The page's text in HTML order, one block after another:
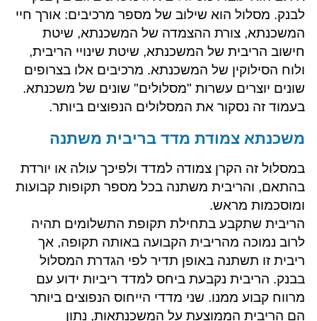
לבנק. מסלול הוא שילוב של מספר מרכיבים: אורך חיי
המשכנתא, צורת ההצמדה של המשכנתא, שיטת
חישוב הריבית של המשכנתא, שיטת שינויי הריבית,
ולוח הסילוקין של המשכנתא. מרכיבים אלו בצרופים
שונים יוצרים עשרות "מסלולים" שונים של משכנתא.
בעמוד זה נסקור את המסלולים הנפוצים ביותר.
​משכנתא צמודת מדד בריבית משתנה
במסלול זה הקרן צמודה למדד ולפיכך עולה או יורדת
בהתאם, והריבית משתנה בכל מספר תקופות קבועות
ומוסכמות מראש.
הריבית שתקבע בתחילת תקופת התשלומים תהיה
לרוב נמוכה מהריבית הקבועה באותה תקופה, אך
ריבית זו תשתנה באופן תדיר לפי הגדרת המסלול
בבנק. הריבית נקבעת ביחס למדד ריביות ידוע עם
מרווח קבוע ממנו. שני מדדי הייחוס הנפוצים ביותר
הם הריבית הממוצעת על המשכנתאות, נתון